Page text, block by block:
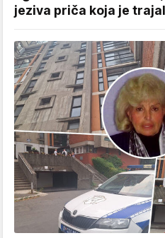
jeziva priča koja je